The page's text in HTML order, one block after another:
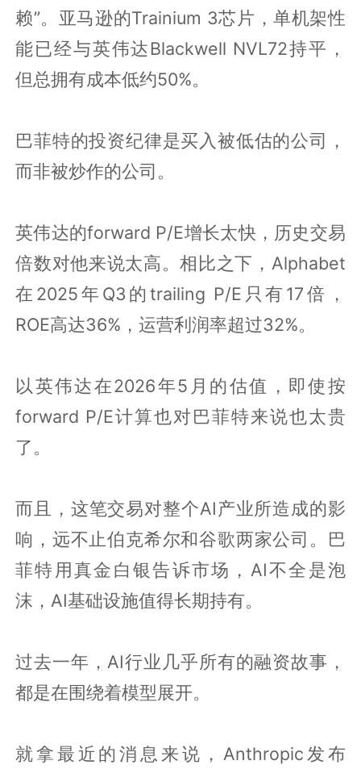
赖”。亚马逊的Trainium 3芯片，单机架性
能已经与英伟达Blackwell NVL72持平，
但总拥有成本低约50%。
巴菲特的投资纪律是买入被低估的公司，
而非被炒作的公司。
英伟达的forward P/E增长太快，历史交易
倍数对他来说太高。相比之下，Alphabet
在2025年Q3的trailing P/E只有17倍，
ROE高达36%，运营利润率超过32%。
以英伟达在2026年5月的估值，即使按
forward P/E计算也对巴菲特来说也太贵
了。
而且，这笔交易对整个AI产业所造成的影
响，远不止伯克希尔和谷歌两家公司。巴
菲特用真金白银告诉市场，AI不全是泡
沫，AI基础设施值得长期持有。
过去一年，AI行业几乎所有的融资故事，
都是在围绕着模型展开。
就拿最近的消息来说，Anthropic发布